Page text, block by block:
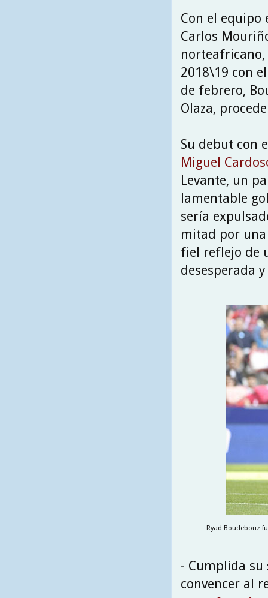
Con el equipo
Carlos
2018\19 con
de febrero,
Olaza,
Su debut con
Miguel
Levante, un
lamentable
sería
mitad por
fiel reflejo de
desesperada
Ryad Boudebouz
- Cumplida su
convencer al